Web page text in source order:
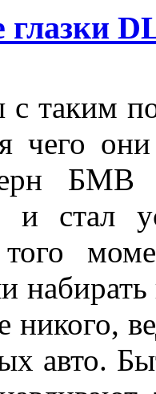
глазки
с таким
чего
БМВ
и стал
никого,
авто.